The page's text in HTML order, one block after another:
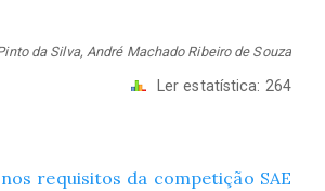
da Silva, André Machado Ribeiro de Souza
Ler estatística: 264
requisitos da competição SAE